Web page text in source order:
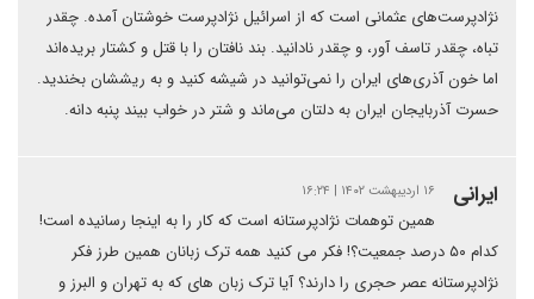
نژادپرست‌های عثمانی است که از اسرائیل نژادپرست خوشتان آمده. چقدر
تباه، چقدر تاسف آور، و چقدر نادانید. بند نافتان را با قتل و کشتار بریده‌اند
اما خون آذری‌های ایران را نمی‌توانید در شیشه کنید و به ریششان بخندید.
حسرت آذربایجان ایران به دلتان می‌ماند و شتر در خواب بیند پنبه دانه.
ایرانی ۱۶ اردیبهشت ۱۴۰۲ | ۱۶:۲۴
همین توهمات نژادپرستانه است که کار را به اینجا رسانیده است!
کدام ۵۰ درصد جمعیت؟! فکر می کنید همه ترک زبانان همین طرز فکر
نژادپرستانه عصر حجری را دارند؟ آیا ترک زبان های که به تهران و البرز و